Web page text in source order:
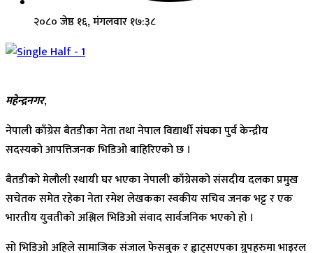
२०८० जेष्ठ १६, मंगलवार १७:३८
महेन्द्रनगर,
नेपाली काँग्रेस बैतडीका नेता तथा नेपाल विद्यार्थी संघका पुर्व केन्द्रीय
सदस्यको आपत्तिजनक भिडिओ बाहिरिएको छ ।
बैतडीको मेलौली स्थायी घर भएका नेपाली काँग्रेसको संसदीय दलका प्रमुख
सचेतक समेत रहेका नेता रमेश लेखकका स्वकीय सचिव जनक भट्ट र एक
भारतीय युवतीको अश्लिल भिडिओ संवाद सार्वजनिक भएको हो ।
सो भिडिओ अहिले सामाजिक संजाल फेसबुक र ह्वाट्सएपका ग्रुपहरुमा भाइरल